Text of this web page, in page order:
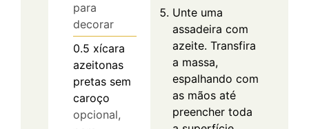
para
decorar
0.5 xícara
azeitonas
pretas sem
caroço
opcional,
Unte uma
assadeira com
azeite. Transfira
a massa,
espalhando com
as mãos até
preencher toda